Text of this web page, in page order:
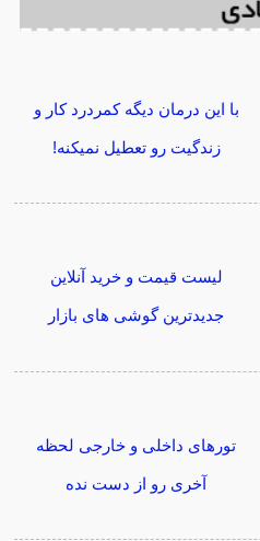
با این درمان دیگه کمردرد کار و
زندگیت رو تعطیل نمیکنه!
لیست قیمت و خرید آنلاین
جدیدترین گوشی های بازار
تورهای داخلی و خارجی لحظه
آخری رو از دست نده